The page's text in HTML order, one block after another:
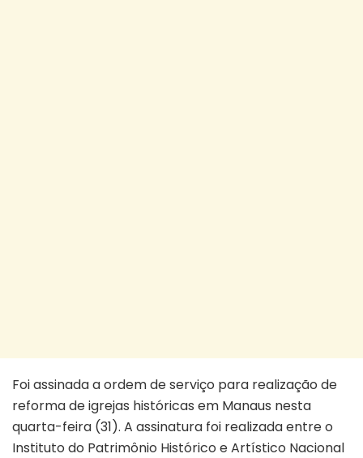
Foi assinada a ordem de serviço para realização de
reforma de igrejas históricas em Manaus nesta
quarta-feira (31). A assinatura foi realizada entre o
Instituto do Patrimônio Histórico e Artístico Nacional